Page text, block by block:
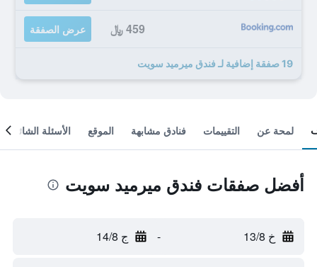
459 ﷼ عرض الصفقة
19 صفقة إضافية لـ فندق ميرميد سويت
لمحة عن التقييمات فنادق مشابهة الموقع الأسئلة الشائعة
أفضل صفقات فندق ميرميد سويت
خ 13/8 - ج 14/8